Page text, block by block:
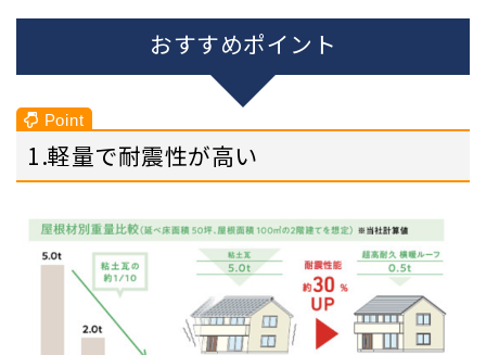
おすすめポイント
1.軽量で耐震性が高い